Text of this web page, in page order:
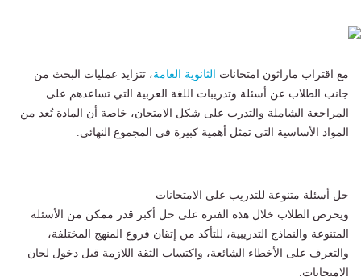
مع اقتراب ماراثون امتحانات الثانوية العامة، تتزايد عمليات البحث من
جانب الطلاب عن أسئلة وتدريبات اللغة العربية التي تساعدهم على
المراجعة الشاملة والتدرب على شكل الامتحان، خاصة أن المادة تُعد من
المواد الأساسية التي تمثل أهمية كبيرة في المجموع النهائي.
حل أسئلة متنوعة للتدريب على الامتحانات
ويحرص الطلاب خلال هذه الفترة على حل أكبر قدر ممكن من الأسئلة
المتنوعة والنماذج التدريبية، للتأكد من إتقان فروع المنهج المختلفة،
والتعرف على الأخطاء الشائعة، واكتساب الثقة اللازمة قبل دخول لجان
الامتحانات.